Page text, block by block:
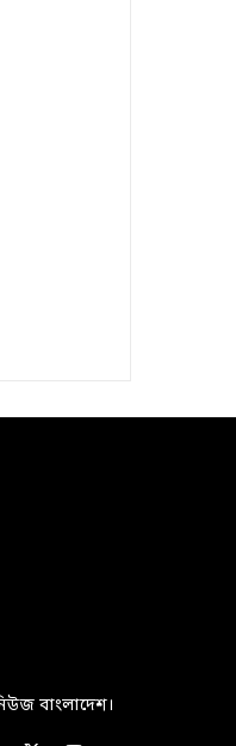
বাংলাদেশ।